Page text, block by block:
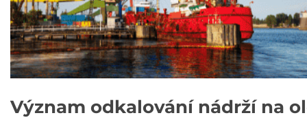
Význam odkalování nádrží na